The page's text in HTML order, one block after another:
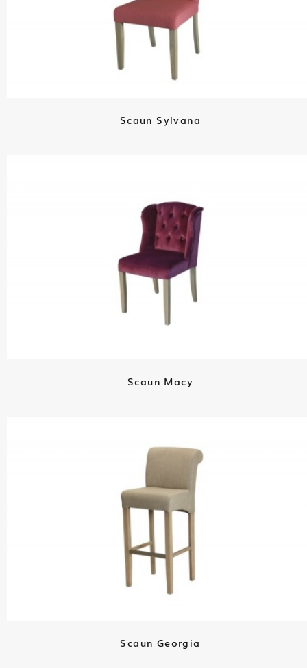
Scaun Sylvana
Scaun Macy
Scaun Georgia